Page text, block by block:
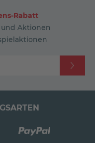
Rabatt
und Aktionen